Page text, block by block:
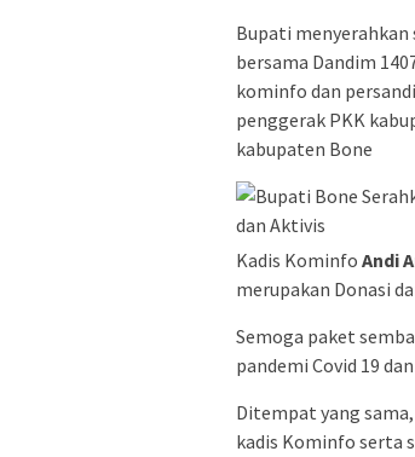
Bupati menyerahkan
bersama Dandim
kominfo dan
penggerak PKK
kabupaten Bone
Kadis Kominfo Andi
merupakan Donasi
Semoga paket
pandemi Covid 19
Ditempat yang
kadis Kominfo serta